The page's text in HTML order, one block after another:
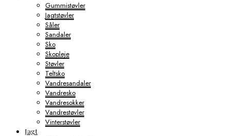
Gummistøvler
Jagtstøvler
Såler
Sandaler
Sko
Skopleje
Støvler
Teltsko
Vandresandaler
Vandresko
Vandresokker
Vandrestøvler
Vinterstøvler
Jagt